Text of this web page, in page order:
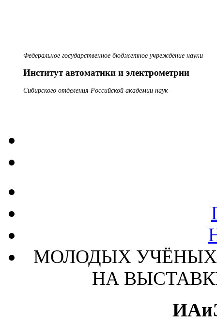
Федеральное государственное бюджетное учреждение науки
Институт автоматики и электрометрии
Сибирского отделения Российской академии наук
МОЛОДЫХ УЧЁНЫХ
НА